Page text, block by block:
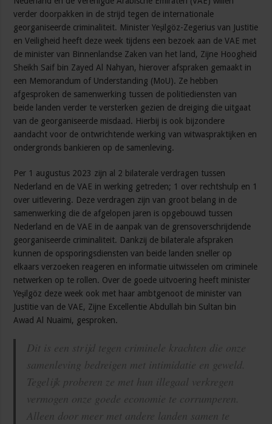
verder doorpakken in de strijd tegen de internationale
georganiseerde criminaliteit. Minister Yeşilgöz-Zegerius van Justitie
en Veiligheid heeft deze week tijdens een bezoek aan de VAE met
de minister van Binnenlandse Zaken van het land, Zijne Hoogheid
Sheikh Saif bin Zayed Al Nahyan, hierover afspraken gemaakt in
een Memorandum of Understanding (MoU). Ze hebben
afgesproken de samenwerking tussen de politiediensten van
beide landen verder te versterken gezien de dreiging die uitgaat
van de georganiseerde misdaad. Hierbij is ook bijzondere
aandacht voor de ontwrichtende werking van witwaspraktijken en
ondergronds bankieren op de samenleving.
Per 1 augustus 2023 zijn al 2 bilaterale verdragen tussen
Nederland en de VAE in werking getreden; 1 over rechtshulp en 1
over uitlevering. Deze verdragen zijn van groot belang in de
samenwerking die de afgelopen jaren is opgebouwd tussen
Nederland en de VAE in de aanpak van de grensoverschrijdende
georganiseerde criminaliteit. Dankzij de bilaterale afspraken
kunnen de opsporingsdiensten van beide landen sneller op
elkaars verzoeken reageren en informatie uitwisselen om criminele
netwerken op te rollen. Over de goede uitvoering heeft minister
Yeşilgöz deze week ook met haar ambtgenoot de minister van
Justitie van de VAE, Zijne Excellentie Abdullah bin Sultan bin
Awad Al Nuaimi, gesproken.
Dit is een strijd tegen criminele krachten die onze
samenleving bedreigen met intimidatie en geweld.
Tegelijk proberen ze met hun illegaal verkregen
vermogen onze goede economie te corrumperen.
Alleen door meer met andere landen samen te